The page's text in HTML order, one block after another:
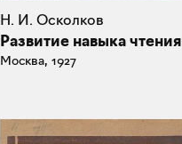
Н. И. Осколков
Развитие навыка чтения
Москва, 1927